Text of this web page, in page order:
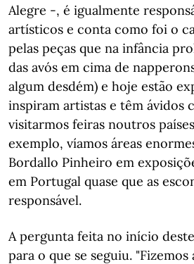
Alegre -, é igualmente
artísticos e conta como foi o
pelas peças que na infância
das avós em cima de
algum desdém) e hoje estão
inspiram artistas e têm ávidos
visitarmos feiras noutros
exemplo, víamos áreas
Bordallo Pinheiro em
em Portugal quase que as
responsável.
A pergunta feita no início
para o que se seguiu.